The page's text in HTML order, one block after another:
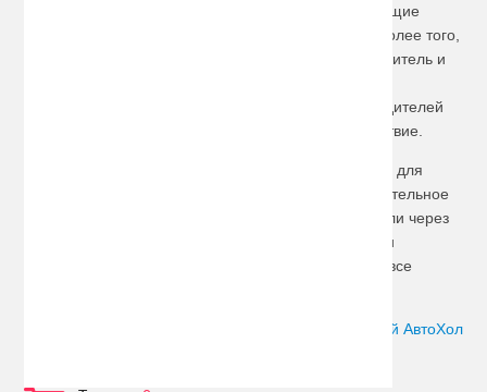
компактные и удобные приспособления, изолирующие
транспортное средство от вредных воздействий. Более того,
поездка на байке приятнее и безопасней, если водитель и
Качественные мотоаксессуары от лучших производителей
превратят каждый выезд в увлекательное путешествие.
В нашем интернет-магазине есть все необходимое для
людей, увлеченных мотоциклом. Заказать дополнительное
оборудование и аксессуары можно по телефону или через
Интернет. Обращайтесь, оформляйте заявку. Наши
консультанты с удовольствием помогут подобрать все
Сергей АвтоХол